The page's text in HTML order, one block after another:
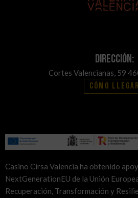
Dirección:
Cortes Valencianas, 59
Cómo llegar
Casino Cirsa Valencia ha obtenido
NextGenerationEU de la Unión
Recuperación, Transformación y